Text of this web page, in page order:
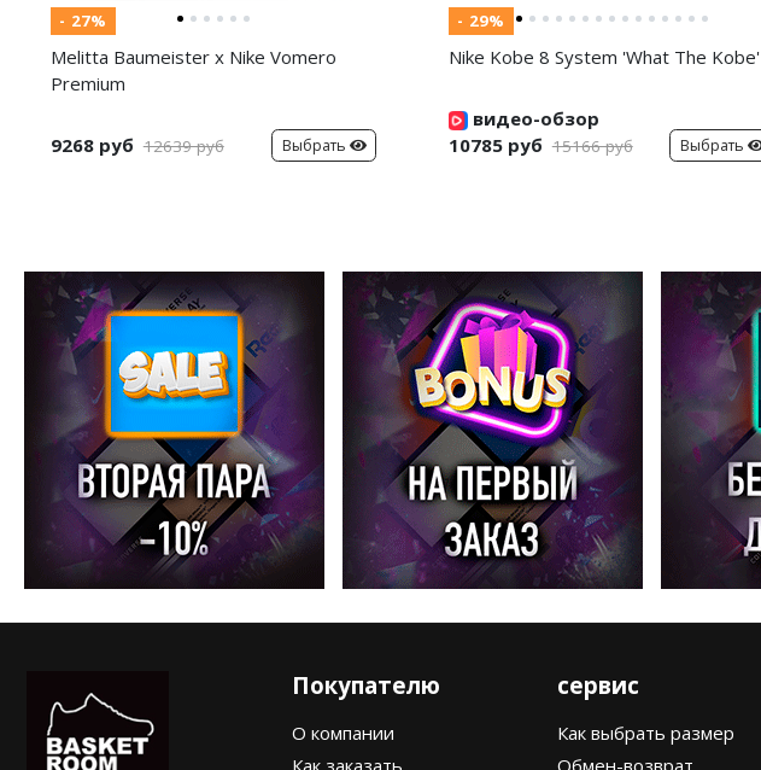
- 27%
Melitta Baumeister x Nike Vomero
Premium
9268 руб 12639 руб Выбрать
- 29%
Nike Kobe 8 System 'What The Kobe'
видео-обзор
10785 руб 15166 руб Выбрать
Покупателю
О компании
сервис
Как выбрать размер